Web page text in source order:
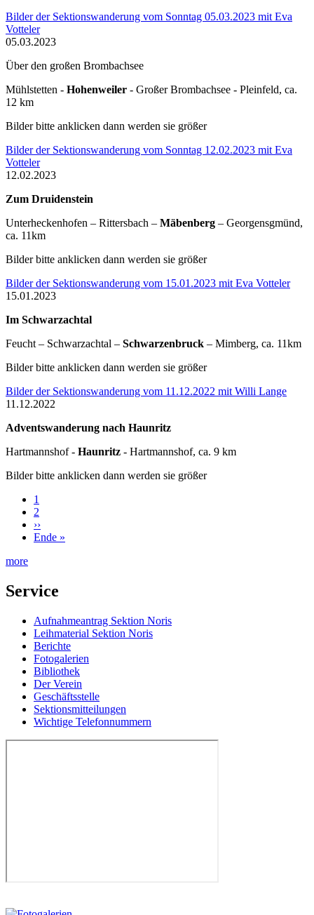
Bilder der Sektionswanderung vom Sonntag 05.03.2023 mit Eva
Votteler
05.03.2023
Über den großen Brombachsee
Mühlstetten - Hohenweiler - Großer Brombachsee - Pleinfeld, ca.
12 km
Bilder bitte anklicken dann werden sie größer
Bilder der Sektionswanderung vom Sonntag 12.02.2023 mit Eva
Votteler
12.02.2023
Zum Druidenstein
Unterheckenhofen – Rittersbach – Mäbenberg – Georgensgmünd,
ca. 11km
Bilder bitte anklicken dann werden sie größer
Bilder der Sektionswanderung vom 15.01.2023 mit Eva Votteler
15.01.2023
Im Schwarzachtal
Feucht – Schwarzachtal – Schwarzenbruck – Mimberg, ca. 11km
Bilder bitte anklicken dann werden sie größer
Bilder der Sektionswanderung vom 11.12.2022 mit Willi Lange
11.12.2022
Adventswanderung nach Haunritz
Hartmannshof - Haunritz - Hartmannshof, ca. 9 km
Bilder bitte anklicken dann werden sie größer
Seitennummerierung
Aktuelle
Seite
1
Seite
2
Nächste
Seite
››
Letzte
Ende »
more
Service
Aufnahmeantrag Sektion Noris
Leihmaterial Sektion Noris
Berichte
Fotogalerien
Bibliothek
Der Verein
Geschäftsstelle
Sektionsmitteilungen
Wichtige Telefonnummern